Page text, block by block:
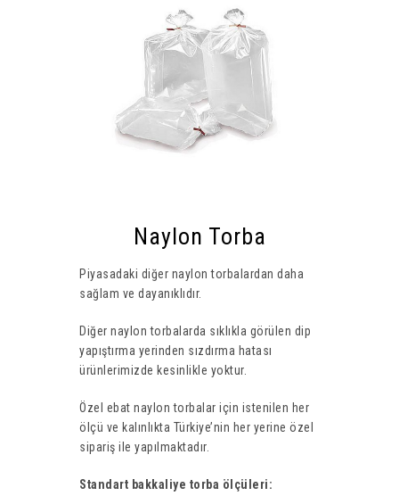
Naylon Torba
Piyasadaki diğer naylon torbalardan daha
sağlam ve dayanıklıdır.
Diğer naylon torbalarda sıklıkla görülen dip
yapıştırma yerinden sızdırma hatası
ürünlerimizde kesinlikle yoktur.
Özel ebat naylon torbalar için istenilen her
ölçü ve kalınlıkta Türkiye’nin her yerine özel
sipariş ile yapılmaktadır.
Standart bakkaliye torba ölçüleri: